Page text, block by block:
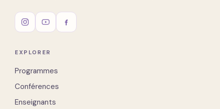
EXPLORER
Programmes
Conférences
Enseignants